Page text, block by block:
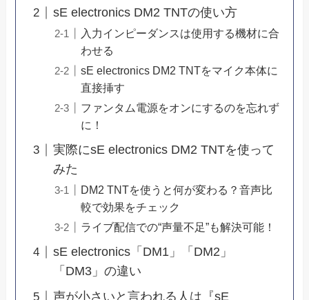
sE electronics DM2 TNTの使い方
入力インピーダンスは使用する機材に合
わせる
sE electronics DM2 TNTをマイク本体に
直接挿す
ファンタム電源をオンにするのを忘れず
に！
実際にsE electronics DM2 TNTを使って
みた
DM2 TNTを使うと何が変わる？音声比
較で効果をチェック
ライブ配信での“声量不足”も解決可能！
sE electronics「DM1」「DM2」
「DM3」の違い
声が小さいと言われる人は『sE